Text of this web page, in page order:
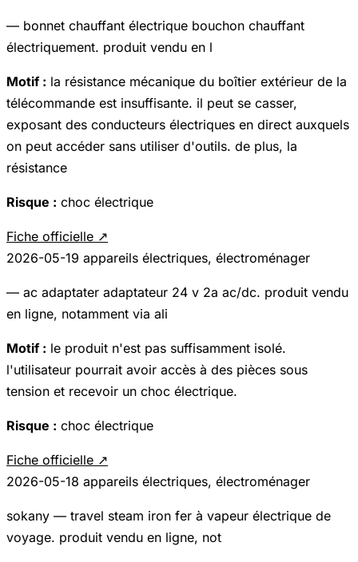
— bonnet chauffant électrique bouchon chauffant
électriquement. produit vendu en l
Motif : la résistance mécanique du boîtier extérieur de la
télécommande est insuffisante. il peut se casser,
exposant des conducteurs électriques en direct auxquels
on peut accéder sans utiliser d'outils. de plus, la
résistance
Risque : choc électrique
Fiche officielle ↗
2026-05-19 appareils électriques, électroménager
— ac adaptater adaptateur 24 v 2a ac/dc. produit vendu
en ligne, notamment via ali
Motif : le produit n'est pas suffisamment isolé.
l'utilisateur pourrait avoir accès à des pièces sous
tension et recevoir un choc électrique.
Risque : choc électrique
Fiche officielle ↗
2026-05-18 appareils électriques, électroménager
sokany — travel steam iron fer à vapeur électrique de
voyage. produit vendu en ligne, not